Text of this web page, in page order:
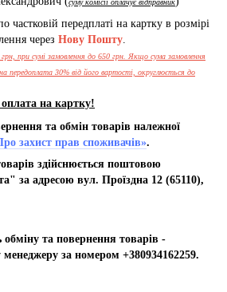
суму комісії оплачує відправник
частковій передплаті на картку в розмірі
через Нову Пошту.
при сумі замовлення до 650 грн. Якщо сума замовлення
передоплата 30% від його вартості, округлюється до
на картку!
та обмін товарів належної
захист прав споживачів».
здійснюється поштовою
за адресою вул. Проїздна 12 (65110),
та повернення товарів -
за номером +380934162259.